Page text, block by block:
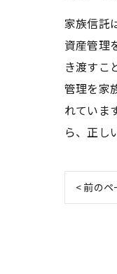
家族信託
資産管理
き渡すこ
管理を家
れていま
ら、正し
< 前のペ